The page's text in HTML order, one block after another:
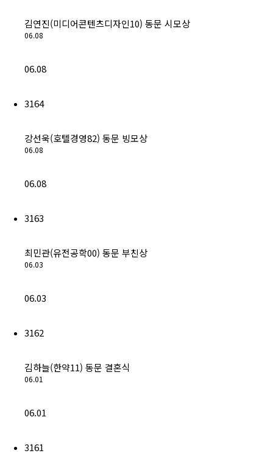
김연진(미디어콘텐츠디자인10) 동문 시모상
06.08
06.08
3164
강선욱(호텔경영82) 동문 빙모상
06.08
06.08
3163
최민관(유전공학00) 동문 부친상
06.03
06.03
3162
김하늘(한약11) 동문 결혼식
06.01
06.01
3161